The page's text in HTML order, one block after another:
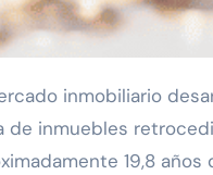
inmuebles
19,8